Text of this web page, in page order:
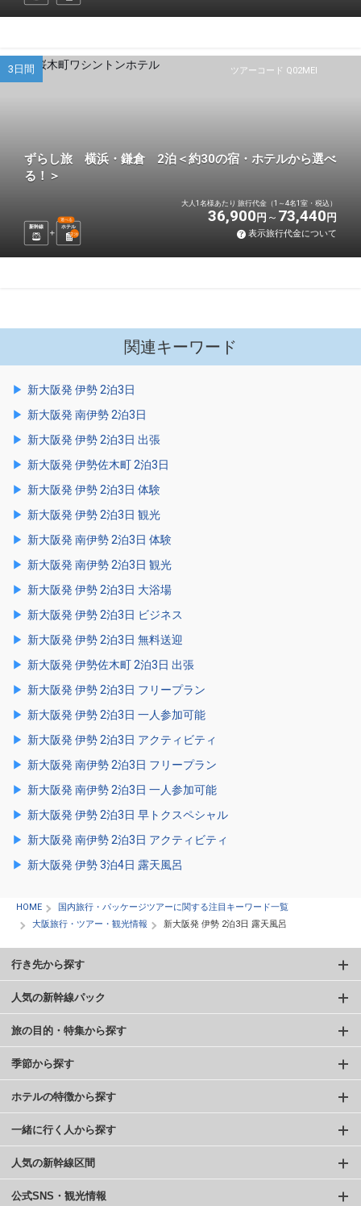
ツアーコード Q02MEI
3日間
ずらし旅 横浜・鎌倉 2泊＜約30の宿・ホテルから選べ
る！＞
新幹線 ホテル
選べる
2泊
大人1名様あたり 旅行代金（1～4名1室・税込）
36,900 円 73,440 円
表示旅行代金について
関連キーワード
新大阪発 伊勢 2泊3日
新大阪発 南伊勢 2泊3日
新大阪発 伊勢 2泊3日 出張
新大阪発 伊勢佐木町 2泊3日
新大阪発 伊勢 2泊3日 体験
新大阪発 伊勢 2泊3日 観光
新大阪発 南伊勢 2泊3日 体験
新大阪発 南伊勢 2泊3日 観光
新大阪発 伊勢 2泊3日 大浴場
新大阪発 伊勢 2泊3日 ビジネス
新大阪発 伊勢 2泊3日 無料送迎
新大阪発 伊勢佐木町 2泊3日 出張
新大阪発 伊勢 2泊3日 フリープラン
新大阪発 伊勢 2泊3日 一人参加可能
新大阪発 伊勢 2泊3日 アクティビティ
新大阪発 南伊勢 2泊3日 フリープラン
新大阪発 南伊勢 2泊3日 一人参加可能
新大阪発 伊勢 2泊3日 早トクスペシャル
新大阪発 南伊勢 2泊3日 アクティビティ
新大阪発 伊勢 3泊4日 露天風呂
HOME
国内旅行・パッケージツアーに関する注目キーワード一覧
大阪旅行・ツアー・観光情報
新大阪発 伊勢 2泊3日 露天風呂
行き先から探す
人気の新幹線パック
旅の目的・特集から探す
季節から探す
ホテルの特徴から探す
一緒に行く人から探す
人気の新幹線区間
公式SNS・観光情報